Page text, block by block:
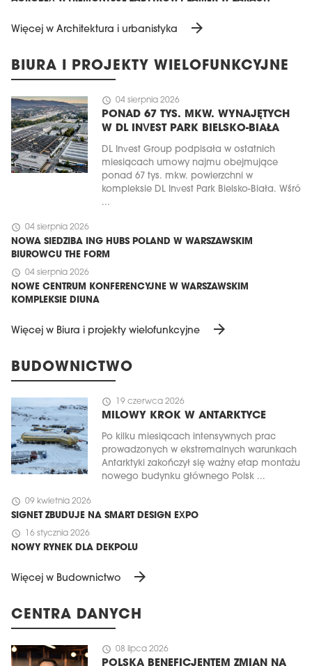
Więcej w Architektura i urbanistyka arrow_forward
BIURA I PROJEKTY WIELOFUNKCYJNE
schedule 04 sierpnia 2026
PONAD 67 TYS. MKW. WYNAJĘTYCH
W DL INVEST PARK BIELSKO-BIAŁA
DL Invest Group podpisała w ostatnich
miesiącach umowy najmu obejmujące
ponad 67 tys. mkw. powierzchni w
kompleksie DL Invest Park Bielsko-Biała. Wśró
...
schedule 04 sierpnia 2026
NOWA SIEDZIBA ING HUBS POLAND W WARSZAWSKIM
BIUROWCU THE FORM
schedule 04 sierpnia 2026
NOWE CENTRUM KONFERENCYJNE W WARSZAWSKIM
KOMPLEKSIE DIUNA
Więcej w Biura i projekty wielofunkcyjne arrow_forward
BUDOWNICTWO
schedule 19 czerwca 2026
MILOWY KROK W ANTARKTYCE
Po kilku miesiącach intensywnych prac
prowadzonych w ekstremalnych warunkach
Antarktyki zakończył się ważny etap montażu
nowego budynku głównego Polsk ...
schedule 09 kwietnia 2026
SIGNET ZBUDUJE NA SMART DESIGN EXPO
schedule 16 stycznia 2026
NOWY RYNEK DLA DEKPOLU
Więcej w Budownictwo arrow_forward
CENTRA DANYCH
schedule 08 lipca 2026
POLSKA BENEFICJENTEM ZMIAN NA